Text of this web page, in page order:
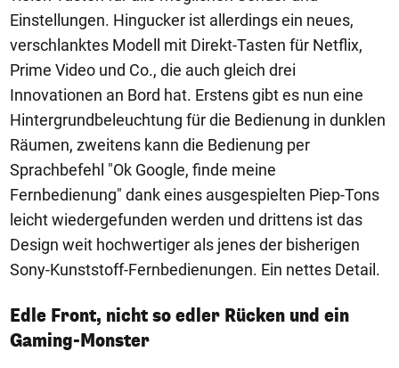
Einstellungen. Hingucker ist allerdings ein neues,
verschlanktes Modell mit Direkt-Tasten für Netflix,
Prime Video und Co., die auch gleich drei
Innovationen an Bord hat. Erstens gibt es nun eine
Hintergrundbeleuchtung für die Bedienung in dunklen
Räumen, zweitens kann die Bedienung per
Sprachbefehl "Ok Google, finde meine
Fernbedienung" dank eines ausgespielten Piep-Tons
leicht wiedergefunden werden und drittens ist das
Design weit hochwertiger als jenes der bisherigen
Sony-Kunststoff-Fernbedienungen. Ein nettes Detail.
Edle Front, nicht so edler Rücken und ein
Gaming-Monster